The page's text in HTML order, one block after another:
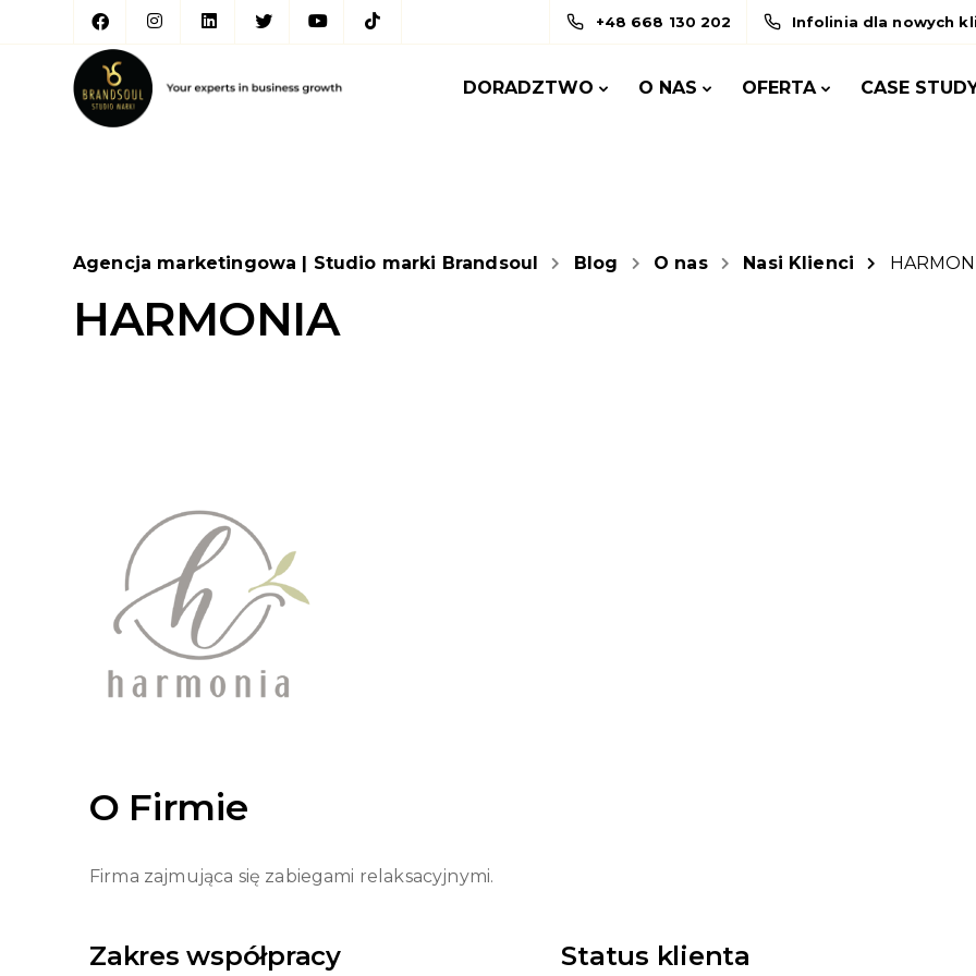
+48 668 130 202 Infolinia dla nowych
DORADZTWO O NAS OFERTA CASE
Agencja marketingowa | Studio marki Brandsoul Blog O nas Nasi Klienci
HARMONIA
O Firmie
Firma zajmująca się zabiegami relaksacyjnymi.
Zakres współpracy Status klienta